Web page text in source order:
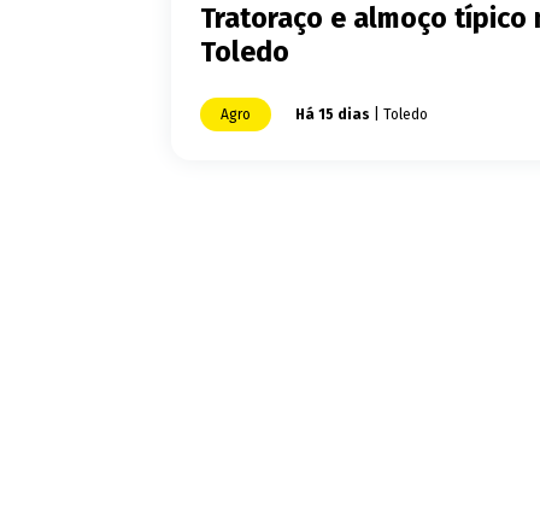
Tratoraço e almoço típico
Toledo
Agro Há 15 dias | Toledo